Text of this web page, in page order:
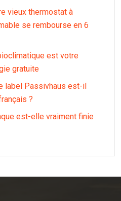
vieux thermostat à
se rembourse en 6
est votre
gratuite
label Passivhaus est-il
?
est-elle vraiment finie